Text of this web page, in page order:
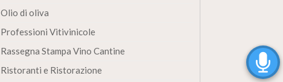
Olio di oliva
Professioni Vitivinicole
Rassegna Stampa Vino Cantine
Ristoranti e Ristorazione